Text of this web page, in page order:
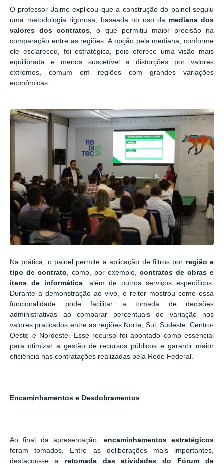
O professor Jaime explicou que a construção do painel seguiu
uma metodologia rigorosa, baseada no uso da mediana dos
valores dos contratos , o que permitiu maior precisão na
comparação entre as regiões. A opção pela mediana, conforme
ele esclareceu, foi estratégica, pois oferece uma visão mais
equilibrada e menos suscetível a distorções por valores
extremos, comum em regiões com grandes variações
econômicas.
Na prática, o painel permite a aplicação de filtros por região e
tipo de contrato, como, por exemplo, contratos de obras e
itens de informática, além de outros serviços específicos.
Durante a demonstração ao vivo, o reitor mostrou como essa
funcionalidade pode facilitar a tomada de decisões
administrativas ao comparar percentuais de variação nos
valores praticados entre as regiões Norte, Sul, Sudeste, Centro-
Oeste e Nordeste. Esse recurso foi apontado como essencial
para otimizar a gestão de recursos públicos e garantir maior
eficiência nas contratações realizadas pela Rede Federal.
Encaminhamentos e Desdobramentos
Ao final da apresentação, encaminhamentos estratégicos
foram tomados. Entre as deliberações mais importantes,
destacou-se a retomada das atividades do Fórum de